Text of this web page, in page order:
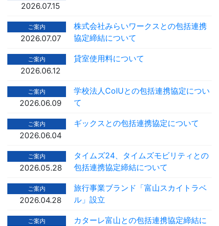
2026.07.15
ご案内
2026.07.07
株式会社みらいワークスとの包括連携
協定締結について
ご案内
2026.06.12
貸室使用料について
ご案内
2026.06.09
学校法人CoIUとの包括連携協定につい
て
ご案内
2026.06.04
ギックスとの包括連携協定について
ご案内
2026.05.28
タイムズ24、タイムズモビリティとの
包括連携協定締結について
ご案内
2026.04.28
旅行事業ブランド「富山スカイトラベ
ル」設立
ご案内
カターレ富山との包括連携協定締結に